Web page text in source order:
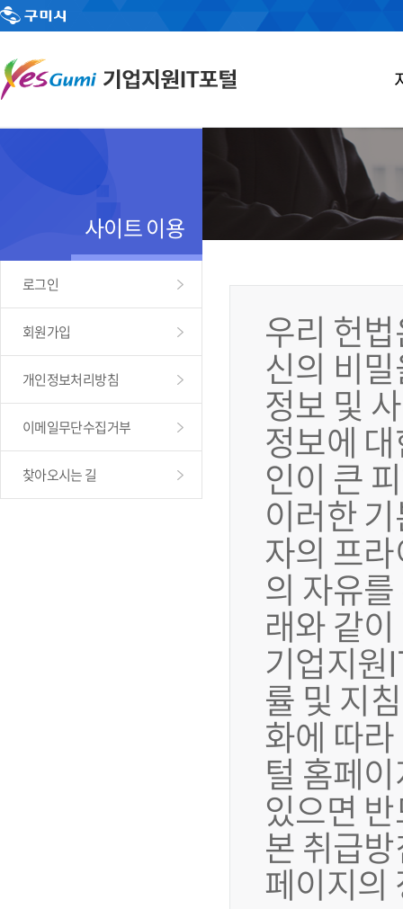
사이트 이용
로그인
회원가입
개인정보처리방침
이메일무단수집거부
찾아오시는 길
우리 헌
신의 비
정보 및
정보에
인이 큰
이러한
자의 프
의 자유
래와 같
기업지원
률 및 지
화에 따
털 홈페
있으면
본 취급
페이지의